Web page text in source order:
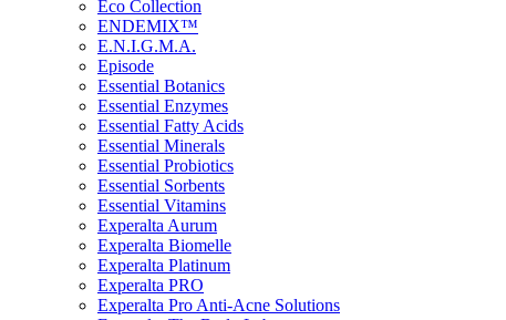
Eco Collection
ENDEMIX™
E.N.I.G.M.A.
Episode
Essential Botanics
Essential Enzymes
Essential Fatty Acids
Essential Minerals
Essential Probiotics
Essential Sorbents
Essential Vitamins
Experalta Aurum
Experalta Biomelle
Experalta Platinum
Experalta PRO
Experalta Pro Anti-Acne Solutions